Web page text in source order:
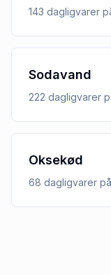
143 dagligvarer
Sodavand
222 dagligvarer
Oksekød
68 dagligvarer